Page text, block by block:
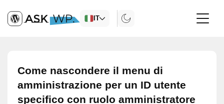
IT
Come nascondere il menu di
amministrazione per un ID utente
specifico con ruolo amministratore